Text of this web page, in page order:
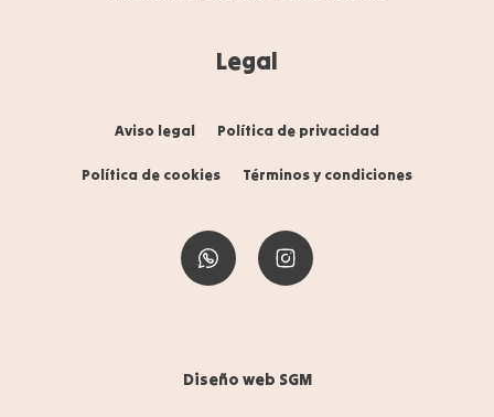
Legal
Aviso legal Política de privacidad
Política de cookies Términos y condiciones
Diseño web SGM